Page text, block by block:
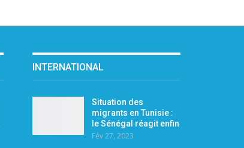
INTERNATIONAL
Situation des
migrants en Tunisie :
le Sénégal réagit enfin
Fév 27, 2023